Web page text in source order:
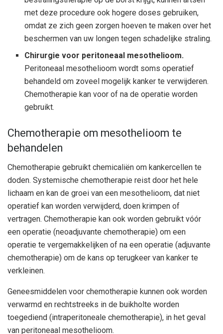
met deze procedure ook hogere doses gebruiken,
omdat ze zich geen zorgen hoeven te maken over het
beschermen van uw longen tegen schadelijke straling.
Chirurgie voor peritoneaal mesothelioom.
Peritoneaal mesothelioom wordt soms operatief
behandeld om zoveel mogelijk kanker te verwijderen.
Chemotherapie kan voor of na de operatie worden
gebruikt.
Chemotherapie om mesothelioom te
behandelen
Chemotherapie gebruikt chemicaliën om kankercellen te
doden. Systemische chemotherapie reist door het hele
lichaam en kan de groei van een mesothelioom, dat niet
operatief kan worden verwijderd, doen krimpen of
vertragen. Chemotherapie kan ook worden gebruikt vóór
een operatie (neoadjuvante chemotherapie) om een ​​
operatie te vergemakkelijken of na een operatie (adjuvante
chemotherapie) om de kans op terugkeer van kanker te
verkleinen.
Geneesmiddelen voor chemotherapie kunnen ook worden
verwarmd en rechtstreeks in de buikholte worden
toegediend (intraperitoneale chemotherapie), in het geval
van peritoneaal mesothelioom.